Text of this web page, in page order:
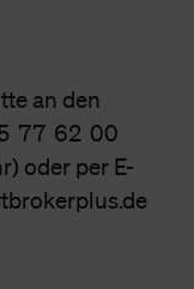
an den
77 62 00
oder per E-